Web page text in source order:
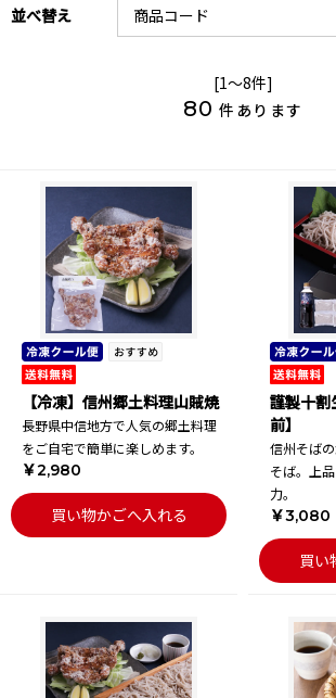
並べ替え
[1～8件]
80 件あります
【冷凍】信州郷土料理山賊焼
長野県中信地方で人気の郷土料理
をご自宅で簡単に楽しめます。
￥2,980
買い物かごへ入れる
謹製十割
前】
信州そば
そば。上
力。
￥3,080
買い